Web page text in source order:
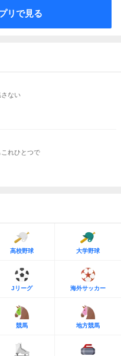
リで見る
ない
れひとつで
高校野球 大学野球
Jリーグ 海外サッカー
競馬 地方競馬